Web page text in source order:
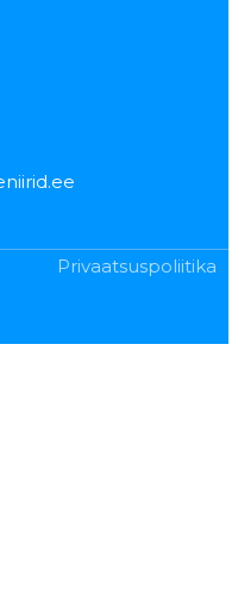
Privaatsuspoliitika